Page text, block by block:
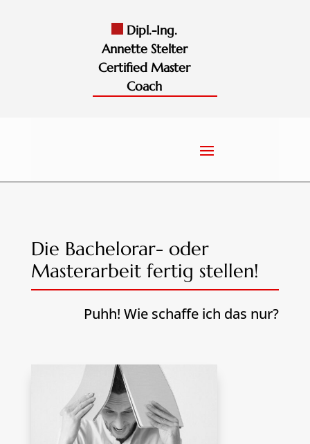
Dipl.-Ing.
Annette Stelter
Certified Master
Coach
Die Bachelorar- oder
Masterarbeit fertig stellen!
Puhh! Wie schaffe ich das nur?